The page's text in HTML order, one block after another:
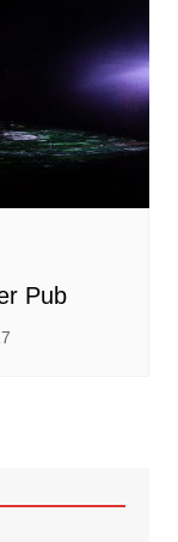
Pub